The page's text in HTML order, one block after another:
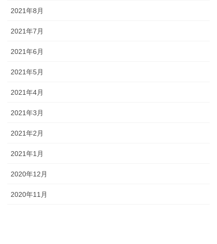
2021年8月
2021年7月
2021年6月
2021年5月
2021年4月
2021年3月
2021年2月
2021年1月
2020年12月
2020年11月